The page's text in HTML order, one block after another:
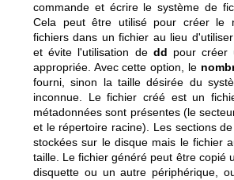
commande et écrire le système de
Cela peut être utilisé pour créer le
fichiers dans un fichier au lieu
et évite l'utilisation de dd pour créer
appropriée. Avec cette option, le
fourni, sinon la taille désirée du
inconnue. Le fichier créé est un
métadonnées sont présentes (le
et le répertoire racine). Les sections
stockées sur le disque mais le fichier
taille. Le fichier généré peut être copié
disquette ou un autre périphérique,